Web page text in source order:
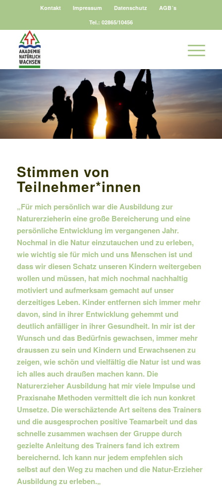
Kontakt Impressum Datenschutz
AGB´s
Tel.: 02865/10456
Stimmen von
Teilnehmer*innen
„Für mich persönlich war die Ausbildung zur
Naturerzieherin eine große Bereicherung und eine
persönliche Entwicklung im vergangenen Jahr.
Nochmal in die Natur einzutauchen und zu erleben,
wie wichtig sie für mich und uns Menschen ist und
dass wir diesen Schatz unseren Kindern weitergeben
wollen und müssen, hat mich nochmal nachhaltig
motiviert und aufmerksam gemacht auf unser
derzeitiges Leben. Kinder entfernen sich immer mehr
davon, sind in ihrer Entwicklung gehemmt und
deutlich anfälliger in ihrer Gesundheit. In mir ist der
Wunsch und das Bedürfnis gewachsen, immer mehr
draussen zu sein und Kindern und Erwachsenen zu
zeigen, wie schön und vielfältig die Natur ist und was
ich alles auch draußen machen kann. Die
Naturerzieher Ausbildung hat mir viele Impulse und
Praxisnahe Methoden vermittelt die ich nun konkret
Umsetze. Die werschäztende Art seitens des Trainers
und die ausgesprochen positive Teamarbeit und das
schnelle zusammen wachsen der Gruppe durch
gezielte Anleitung des Trainers fand ich extrem
bereichernd. Ich kann nur jedem empfehlen sich
selbst auf den Weg zu machen und die Natur-Erzieher
Ausbildung zu erleben.„